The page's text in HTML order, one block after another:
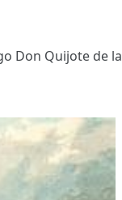
Don Quijote de